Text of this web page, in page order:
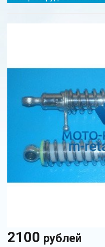
2100 рублей